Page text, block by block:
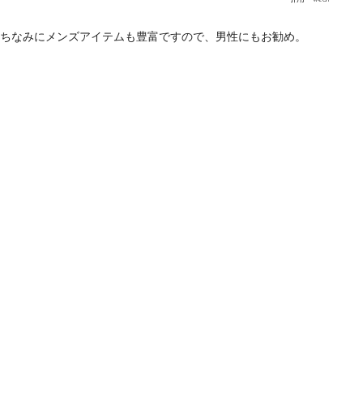
ちなみにメンズアイテムも豊富ですので、男性にもお勧め。